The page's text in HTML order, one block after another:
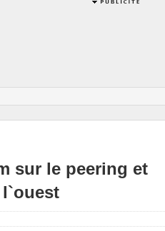
sur le peering et